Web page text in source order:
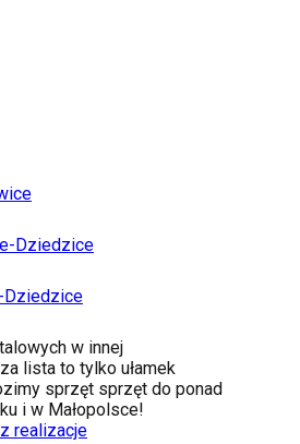
Dziedzice
Dziedzice
w innej
lista to tylko ułamek
sprzęt sprzęt do ponad
i w Małopolsce!
realizacje